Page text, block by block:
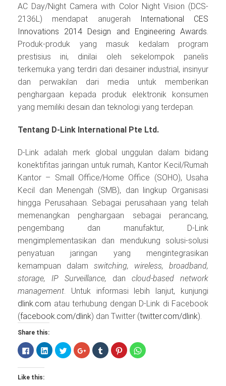
AC Day/Night Camera with Color Night Vision (DCS-
2136L) mendapat anugerah
International CES
Innovations 2014 Design and Engineering Awards.
Produk-produk yang masuk kedalam program
prestisius ini, dinilai oleh sekelompok panelis
terkemuka yang terdiri dari desainer industrial, insinyur
dan perwakilan dari media untuk memberikan
penghargaan kepada produk elektronik konsumen
yang memiliki desain dan teknologi yang terdepan.
Tentang D-Link International Pte Ltd.
D-Link adalah merk global unggulan dalam bidang
konektifitas jaringan untuk rumah, Kantor Kecil/Rumah
Kantor – Small Office/Home Office (SOHO), Usaha
Kecil dan Menengah (SMB), dan lingkup Organisasi
hingga Perusahaan. Sebagai perusahaan yang telah
memenangkan penghargaan sebagai perancang,
pengembang dan manufaktur, D-Link
mengimplementasikan dan mendukung solusi-solusi
penyatuan jaringan yang mengintegrasikan
kemampuan dalam switching, wireless, broadband,
storage, IP Surveillance, dan cloud-based network
management. Untuk informasi lebih lanjut, kunjungi
dlink.com atau terhubung dengan D-Link di Facebook
(facebook.com/dlink) dan Twitter (twitter.com/dlink).
Share this:
Click
to
share
on
Facebook
(Opens
Click
to
share
Click
to
share
Click
to
share
Click
to
share
Click
to
share
Click
to
Like this: